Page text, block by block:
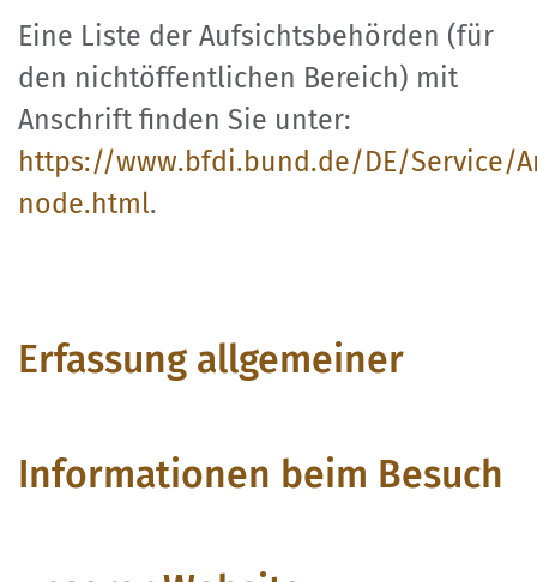
Eine Liste der Aufsichtsbehörden (für
den nichtöffentlichen Bereich) mit
Anschrift finden Sie unter:
https://www.bfdi.bund.de/DE/Service/
node.html.
Erfassung allgemeiner
Informationen beim Besuch